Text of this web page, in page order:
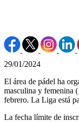
29/01/2024
El área de pádel ha
masculina y femenina
febrero. La Liga está
La fecha límite de